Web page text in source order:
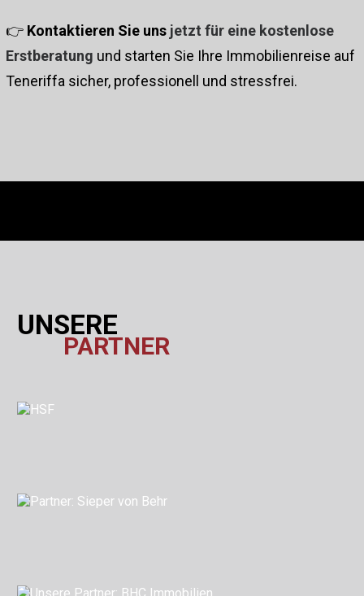
👉 Kontaktieren Sie uns jetzt für eine kostenlose
Erstberatung und starten Sie Ihre Immobilienreise auf
Teneriffa sicher, professionell und stressfrei.
UNSERE
PARTNER